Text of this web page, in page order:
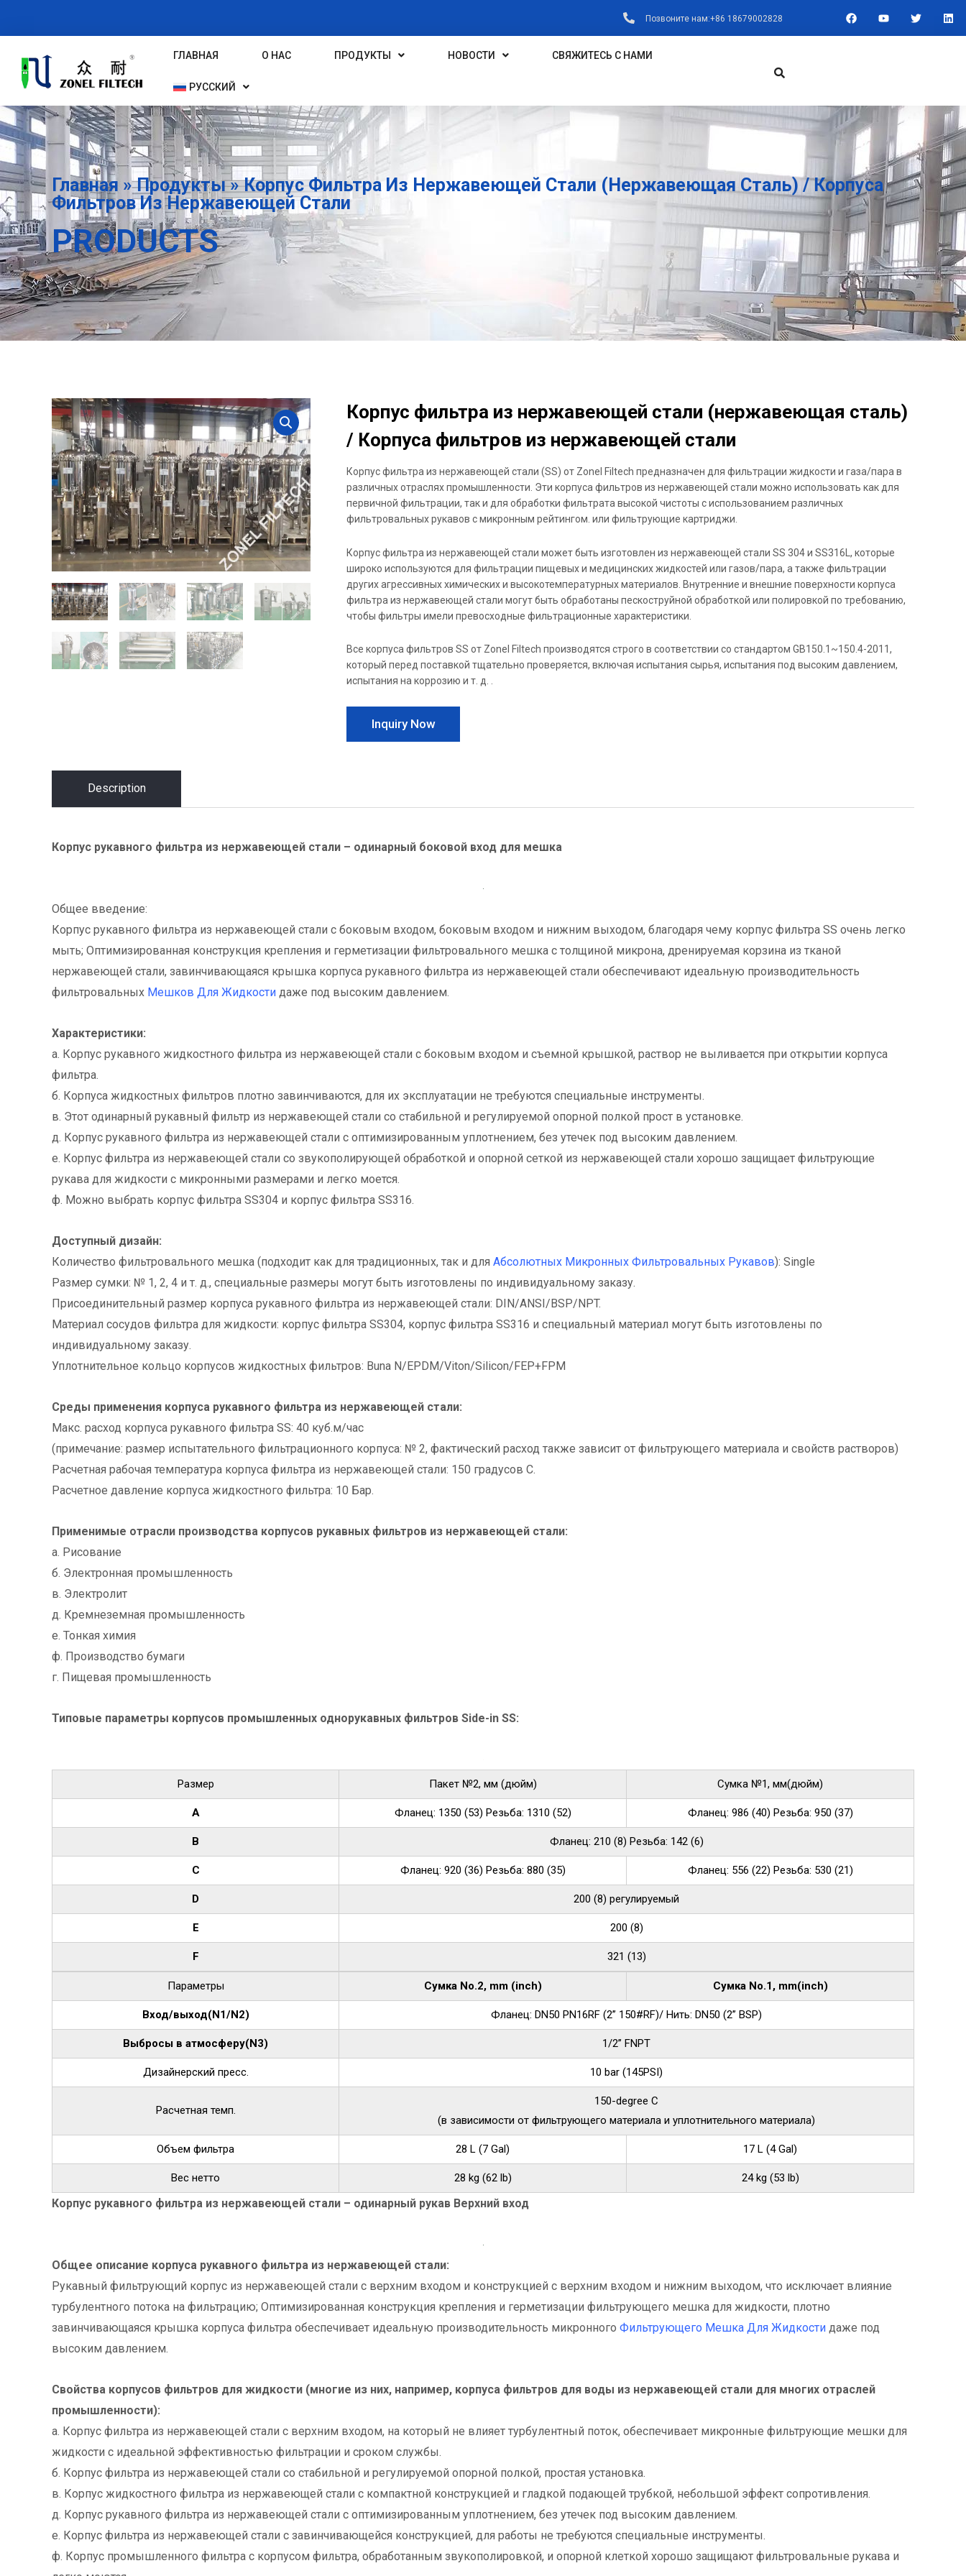
Содержимому
Позвоните нам:+86 18679002828
F
A
C
Y
O
U
T
W
I
L
I
N
ГЛАВНАЯ О НАС ПРОДУКТЫ НОВОСТИ СВЯЖИТЕСЬ С НАМИ
РУССКИЙ
Главная »Продукты»Корпус Фильтра Из Нержавеющей Стали (нержавеющая Сталь) / Корпуса
Фильтров Из Нержавеющей Стали
PRODUCTS
Корпус фильтра из нержавеющей стали (нержавеющая сталь)
/ Корпуса фильтров из нержавеющей стали
Корпус фильтра из нержавеющей стали (SS) от Zonel Filtech предназначен для фильтрации жидкости и газа/пара в
различных отраслях промышленности. Эти корпуса фильтров из нержавеющей стали можно использовать как для
первичной фильтрации, так и для обработки фильтрата высокой чистоты с использованием различных
фильтровальных рукавов с микронным рейтингом. или фильтрующие картриджи.
Корпус фильтра из нержавеющей стали может быть изготовлен из нержавеющей стали SS 304 и SS316L, которые
широко используются для фильтрации пищевых и медицинских жидкостей или газов/пара, а также фильтрации
других агрессивных химических и высокотемпературных материалов. Внутренние и внешние поверхности корпуса
фильтра из нержавеющей стали могут быть обработаны пескоструйной обработкой или полировкой по требованию,
чтобы фильтры имели превосходные фильтрационные характеристики.
Все корпуса фильтров SS от Zonel Filtech производятся строго в соответствии со стандартом GB150.1~150.4-2011,
который перед поставкой тщательно проверяется, включая испытания сырья, испытания под высоким давлением,
испытания на коррозию и т. д. .
Inquiry Now
Description
Корпус рукавного фильтра из нержавеющей стали – одинарный боковой вход для мешка
Общее введение:
Корпус рукавного фильтра из нержавеющей стали с боковым входом, боковым входом и нижним выходом, благодаря чему корпус фильтра SS очень легко
мыть; Оптимизированная конструкция крепления и герметизации фильтровального мешка с толщиной микрона, дренируемая корзина из тканой
нержавеющей стали, завинчивающаяся крышка корпуса рукавного фильтра из нержавеющей стали обеспечивают идеальную производительность
фильтровальных Мешков Для Жидкости даже под высоким давлением.
Характеристики:
а. Корпус рукавного жидкостного фильтра из нержавеющей стали с боковым входом и съемной крышкой, раствор не выливается при открытии корпуса
фильтра.
б. Корпуса жидкостных фильтров плотно завинчиваются, для их эксплуатации не требуются специальные инструменты.
в. Этот одинарный рукавный фильтр из нержавеющей стали со стабильной и регулируемой опорной полкой прост в установке.
д. Корпус рукавного фильтра из нержавеющей стали с оптимизированным уплотнением, без утечек под высоким давлением.
е. Корпус фильтра из нержавеющей стали со звукополирующей обработкой и опорной сеткой из нержавеющей стали хорошо защищает фильтрующие
рукава для жидкости с микронными размерами и легко моется.
ф. Можно выбрать корпус фильтра SS304 и корпус фильтра SS316.
Доступный дизайн:
Количество фильтровального мешка (подходит как для традиционных, так и для Абсолютных Микронных Фильтровальных Рукавов): Single
Размер сумки: № 1, 2, 4 и т. д., специальные размеры могут быть изготовлены по индивидуальному заказу.
Присоединительный размер корпуса рукавного фильтра из нержавеющей стали: DIN/ANSI/BSP/NPT.
Материал сосудов фильтра для жидкости: корпус фильтра SS304, корпус фильтра SS316 и специальный материал могут быть изготовлены по
индивидуальному заказу.
Уплотнительное кольцо корпусов жидкостных фильтров: Buna N/EPDM/Viton/Silicon/FEP+FPM
Среды применения корпуса рукавного фильтра из нержавеющей стали:
Макс. расход корпуса рукавного фильтра SS: 40 куб.м/час
(примечание: размер испытательного фильтрационного корпуса: № 2, фактический расход также зависит от фильтрующего материала и свойств растворов)
Расчетная рабочая температура корпуса фильтра из нержавеющей стали: 150 градусов С.
Расчетное давление корпуса жидкостного фильтра: 10 Бар.
Применимые отрасли производства корпусов рукавных фильтров из нержавеющей стали:
а. Рисование
б. Электронная промышленность
в. Электролит
д. Кремнеземная промышленность
е. Тонкая химия
ф. Производство бумаги
г. Пищевая промышленность
Типовые параметры корпусов промышленных однорукавных фильтров Side-in SS:
Размер Пакет №2, мм (дюйм) Сумка №1, мм(дюйм)
A Фланец: 1350 (53) Резьба: 1310 (52) Фланец: 986 (40) Резьба: 950 (37)
B Фланец: 210 (8) Резьба: 142 (6)
C Фланец: 920 (36) Резьба: 880 (35) Фланец: 556 (22) Резьба: 530 (21)
D 200 (8) регулируемый
E 200 (8)
F 321 (13)
Параметры Сумка No.2, mm (inch) Сумка No.1, mm(inch)
Вход/выход(N1/N2) Фланец: DN50 PN16RF (2” 150#RF)/ Нить: DN50 (2” BSP)
Выбросы в атмосферу(N3) 1/2” FNPT
Дизайнерский пресс. 10 bar (145PSI)
Расчетная темп.
150-degree C
(в зависимости от фильтрующего материала и уплотнительного материала)
Объем фильтра 28 L (7 Gal) 17 L (4 Gal)
Вес нетто 28 kg (62 lb) 24 kg (53 lb)
Корпус рукавного фильтра из нержавеющей стали – одинарный рукав Верхний вход
Общее описание корпуса рукавного фильтра из нержавеющей стали:
Рукавный фильтрующий корпус из нержавеющей стали с верхним входом и конструкцией с верхним входом и нижним выходом, что исключает влияние
турбулентного потока на фильтрацию; Оптимизированная конструкция крепления и герметизации фильтрующего мешка для жидкости, плотно
завинчивающаяся крышка корпуса фильтра обеспечивает идеальную производительность микронного Фильтрующего Мешка Для Жидкости даже под
высоким давлением.
Свойства корпусов фильтров для жидкости (многие из них, например, корпуса фильтров для воды из нержавеющей стали для многих отраслей
промышленности):
а. Корпус фильтра из нержавеющей стали с верхним входом, на который не влияет турбулентный поток, обеспечивает микронные фильтрующие мешки для
жидкости с идеальной эффективностью фильтрации и сроком службы.
б. Корпус фильтра из нержавеющей стали со стабильной и регулируемой опорной полкой, простая установка.
в. Корпус жидкостного фильтра из нержавеющей стали с компактной конструкцией и гладкой подающей трубкой, небольшой эффект сопротивления.
д. Корпус рукавного фильтра из нержавеющей стали с оптимизированным уплотнением, без утечек под высоким давлением.
е. Корпус фильтра из нержавеющей стали с завинчивающейся конструкцией, для работы не требуются специальные инструменты.
ф. Корпус промышленного фильтра с корпусом фильтра, обработанным звукополировкой, и опорной клеткой хорошо защищают фильтровальные рукава и